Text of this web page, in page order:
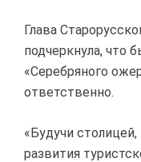
Глава
подчеркнула, что
«Серебряного
ответственно.
«Будучи
развития